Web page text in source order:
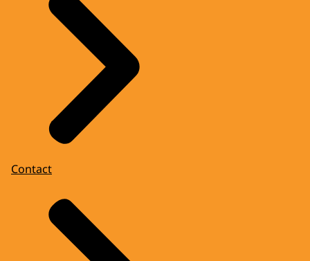
Contact